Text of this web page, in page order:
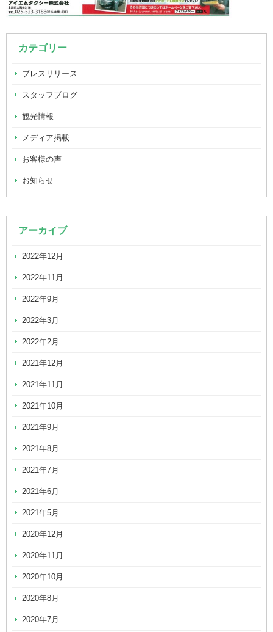
カテゴリー
プレスリリース
スタッフブログ
観光情報
メディア掲載
お客様の声
お知らせ
アーカイブ
2022年12月
2022年11月
2022年9月
2022年3月
2022年2月
2021年12月
2021年11月
2021年10月
2021年9月
2021年8月
2021年7月
2021年6月
2021年5月
2020年12月
2020年11月
2020年10月
2020年8月
2020年7月